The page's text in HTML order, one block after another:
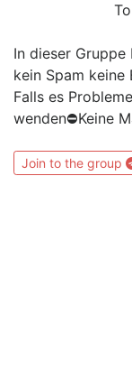
In dieser
kein Spam keine
Falls es
wenden⛔️Keine
Join to the group